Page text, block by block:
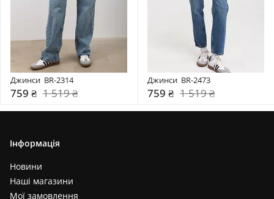
Джинси  BR-2314
759 ₴ 1 519 ₴
Джинси  BR-2473
759 ₴ 1 519 ₴
Інформація
Новини
Наші магазини
Мої замовлення